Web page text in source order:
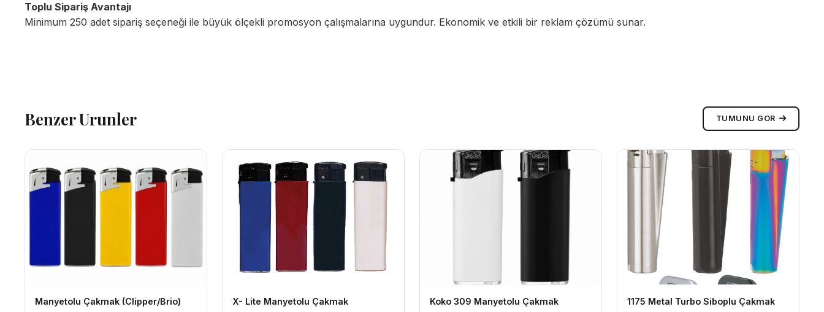
Toplu Sipariş Avantajı
Minimum 250 adet sipariş seçeneği ile büyük ölçekli promosyon çalışmalarına uygundur. Ekonomik ve etkili bir reklam çözümü sunar.
Benzer Urunler TUMUNU GOR
Manyetolu Çakmak (Clipper/Brio) X- Lite Manyetolu Çakmak Koko 309 Manyetolu Çakmak 1175 Metal Turbo Siboplu Çakmak